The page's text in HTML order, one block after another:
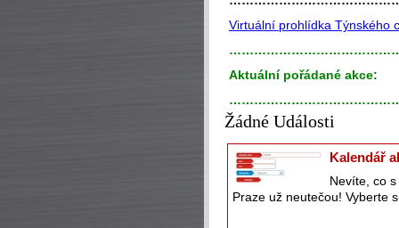
Virtuální prohlídka Týnského
Aktuální pořádané akce:
Žádné Události
Kalendář
Nevíte, co
Praze už neutečou! Vyberte